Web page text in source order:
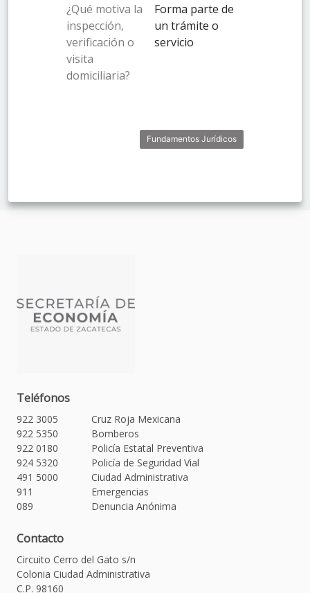
¿Qué motiva la
inspección,
verificación o
visita
domiciliaria?
Forma parte de
un trámite o
servicio
Fundamentos Jurídicos
Teléfonos
922 3005
Cruz Roja Mexicana
922 5350
Bomberos
922 0180
Policía Estatal Preventiva
924 5320
Policía de Seguridad Vial
491 5000
Ciudad Administrativa
911
Emergencias
089
Denuncia Anónima
Contacto
Circuito Cerro del Gato s/n
Colonia Ciudad Administrativa
C.P. 98160